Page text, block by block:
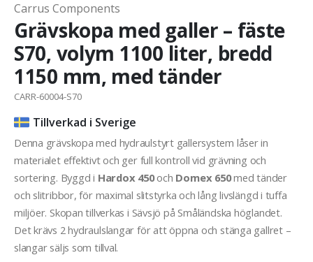
Carrus Components
Grävskopa med galler – fäste
S70, volym 1100 liter, bredd
1150 mm, med tänder
CARR-60004-S70
Tillverkad i Sverige
Denna grävskopa med hydraulstyrt gallersystem låser in
materialet effektivt och ger full kontroll vid grävning och
sortering. Byggd i Hardox 450och Domex 650med tänder
och slitribbor, för maximal slitstyrka och lång livslängd i tuffa
miljöer. Skopan tillverkas i Sävsjö på Småländska höglandet.
Det krävs 2 hydraulslangar för att öppna och stänga gallret –
slangar säljs som tillval.